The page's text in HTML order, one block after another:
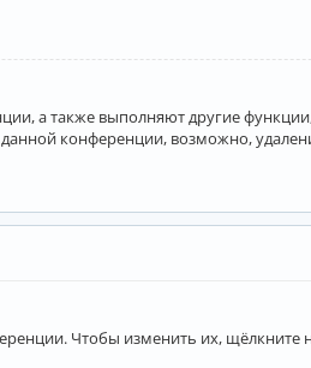
а также выполняют другие
конференции, возможно,
Чтобы изменить их,